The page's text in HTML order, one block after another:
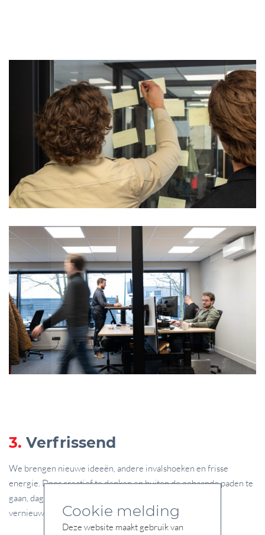
3. Verfrissend
We brengen nieuwe ideeën, andere invalshoeken en frisse
energie. Door creatief te denken en buiten de gebaande paden te
gaan, dagen we onszelf en onze klanten uit om te blijven
vernieuwen.
Cookie melding
Deze website maakt gebruik van